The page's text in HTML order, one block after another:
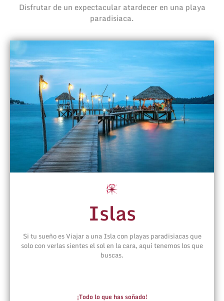
Disfrutar de un expectacular atardecer en una playa
paradisiaca.
Islas
Si tu sueño es Viajar a una Isla con playas paradisiacas que
solo con verlas sientes el sol en la cara, aquí tenemos los que
buscas.
¡Todo lo que has soñado!